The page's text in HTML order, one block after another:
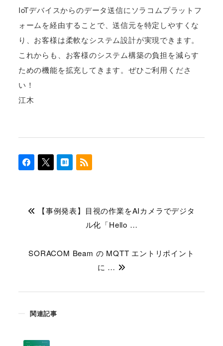
IoTデバイスからのデータ送信にソラコムプラットフ
ォームを経由することで、送信元を特定しやすくな
り、お客様は柔軟なシステム設計が実現できます。
これからも、お客様のシステム構築の負担を減らす
ための機能を拡充してきます。ぜひご利用くださ
い！
江木
関連記事
【事例発表】目視の作業をAIカメラでデジタ
ル化「Hello …
SORACOM Beam の MQTT エントリポイント
に …